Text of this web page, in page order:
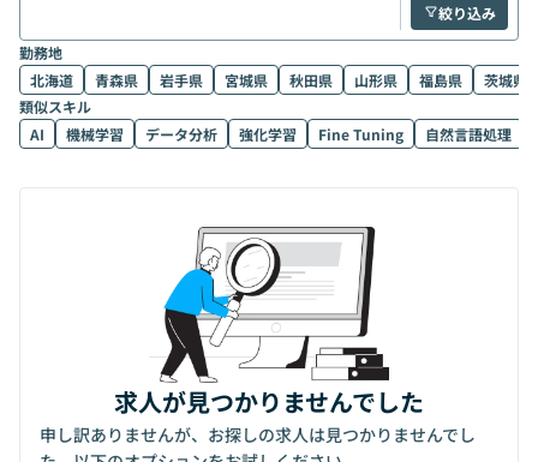
絞り込み
勤務地
北海道
青森県 岩手県 宮城県 秋田県 山形県 福島県
茨城県
類似スキル
AI
機械学習 データ分析 強化学習 Fine Tuning 自然言語処理
求人が見つかりませんでした
申し訳ありませんが、お探しの求人は見つかりませんでし